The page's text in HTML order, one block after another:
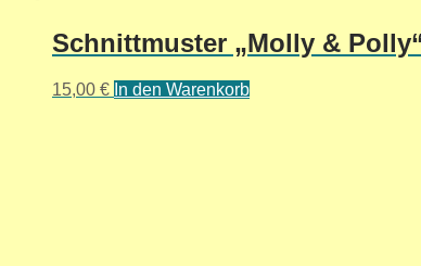
Schnittmuster „Molly &
15,00 € In den Warenkorb